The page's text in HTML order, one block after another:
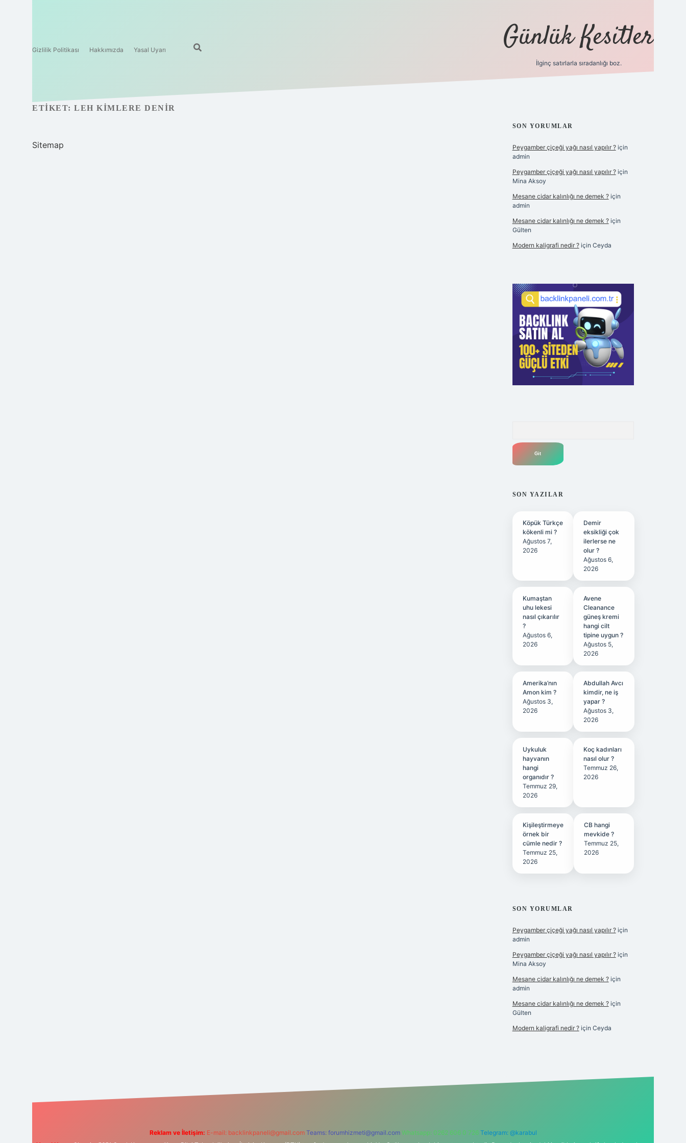
Gizlilik Politikası Hakkımızda Yasal Uyarı Günlük Kesitler
İlginç satırlarla sıradanlığı boz.
ETIKET: LEH KIMLERE DENIR
Sitemap
SIDEBAR
SON YORUMLAR
Peygamber çiçeği yağı nasıl yapılır ?için
admin
Peygamber çiçeği yağı nasıl yapılır ?için
Mina Aksoy
Mesane cidar kalınlığı ne demek ?için
admin
Mesane cidar kalınlığı ne demek ?için
Gülten
Modern kaligrafi nedir ?için Ceyda
SON YAZILAR
Köpük Türkçe
kökenli mi ?
Ağustos 7,
2026
Demir
eksikliği çok
ilerlerse ne
olur ?
Ağustos 6,
2026
Kumaştan
uhu lekesi
nasıl çıkarılır
?
Ağustos 6,
2026
Avene
Cleanance
güneş kremi
hangi cilt
tipine uygun ?
Ağustos 5,
2026
Amerika’nın
Amon kim ?
Ağustos 3,
2026
Abdullah Avcı
kimdir, ne iş
yapar ?
Ağustos 3,
2026
Uykuluk
hayvanın
hangi
organıdır ?
Temmuz 29,
2026
Koç kadınları
nasıl olur ?
Temmuz 26,
2026
Kişileştirmeye
örnek bir
cümle nedir ?
Temmuz 25,
2026
CB hangi
mevkide ?
Temmuz 25,
2026
SON YORUMLAR
Peygamber çiçeği yağı nasıl yapılır ?için
admin
Peygamber çiçeği yağı nasıl yapılır ?için
Mina Aksoy
Mesane cidar kalınlığı ne demek ?için
admin
Mesane cidar kalınlığı ne demek ?için
Gülten
Modern kaligrafi nedir ?için Ceyda
Reklam ve İletişim: E-mail: backlinkpaneli@gmail.com Teams: forumhizmeti@gmail.com Whatsapp: 0262 606 0 726 Telegram: @karabul